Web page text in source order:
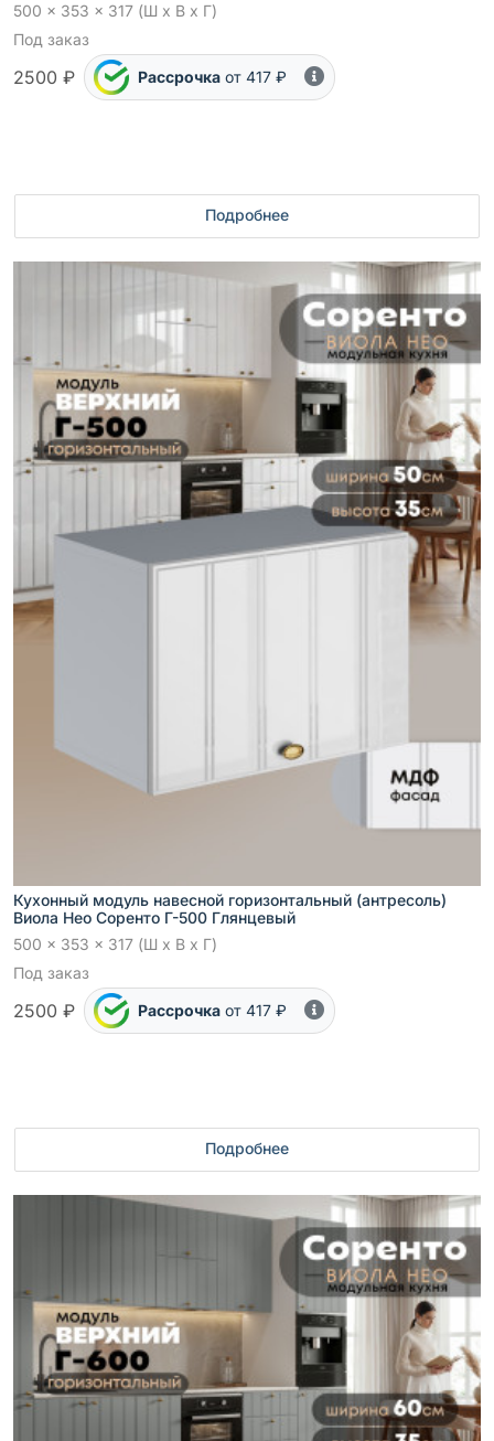
500 x 353 x 317 (Ш x В x Г)
Под заказ
2500 ₽ Рассрочка от 417 ₽
Подробнее
Кухонный модуль навесной горизонтальный (антресоль)
Виола Нео Соренто Г-500 Глянцевый
500 x 353 x 317 (Ш x В x Г)
Под заказ
2500 ₽ Рассрочка от 417 ₽
Подробнее